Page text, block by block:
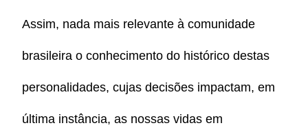
Assim, nada mais relevante à comunidade
brasileira o conhecimento do histórico destas
personalidades, cujas decisões impactam, em
última instância, as nossas vidas em